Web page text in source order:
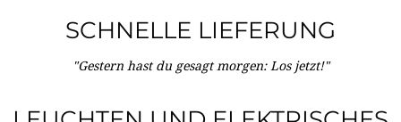
SCHNELLE LIEFERUNG
"Gestern hast du gesagt morgen: Los jetzt!"